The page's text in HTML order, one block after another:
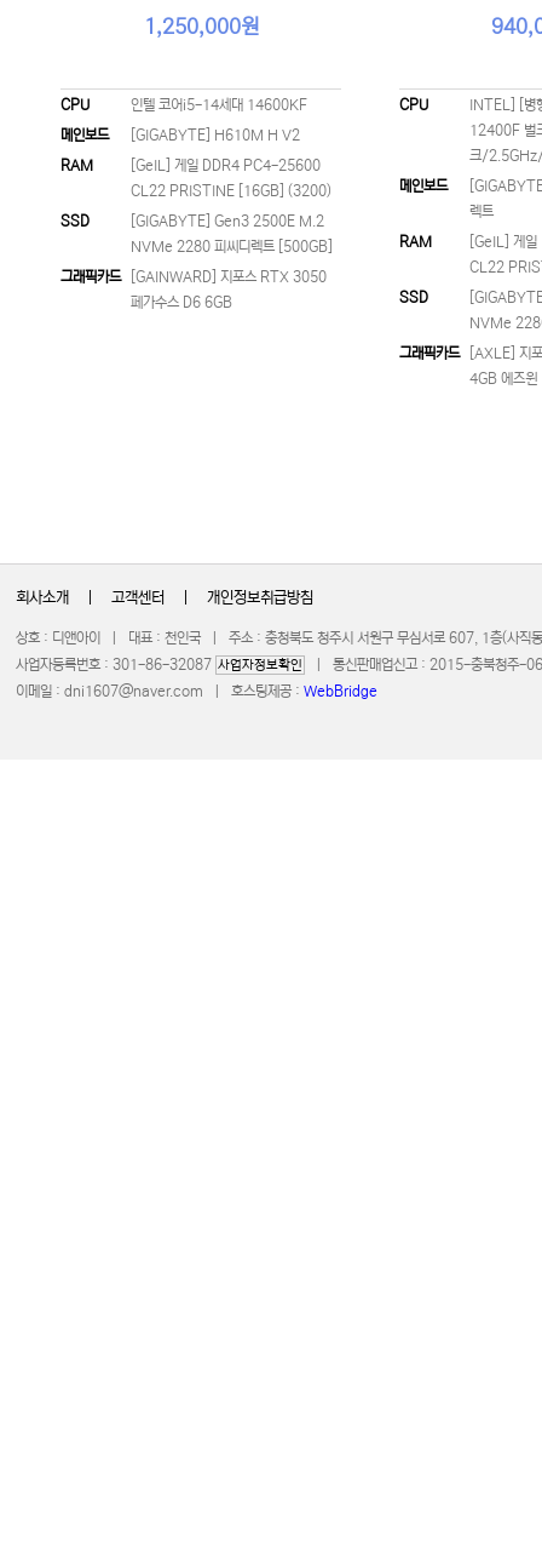
1,250,000원
CPU
인텔 코어i5-14세대 14600KF
메인보드
[GIGABYTE] H610M H V2
RAM
[GeIL] 게일 DDR4 PC4-25600
CL22 PRISTINE [16GB] (3200)
SSD
[GIGABYTE] Gen3 2500E M.2
NVMe 2280 피씨디렉트 [500GB]
그래픽카드
[GAINWARD] 지포스 RTX 3050
페가수스 D6 6GB
CPU
INTEL] [병
12400F 벌
크/
메인보드
렉트
RAM
[GeIL] 게
CL22
SSD
NVMe
그래픽카드
[AXLE] 지
4GB 에즈윈
회사소개 고객센터 개인정보취급방침
상호 : 디앤아이 | 대표 : 천인국 | 주소 : 충청북도 청주시 서원구 무심서로 607, 1층(사직
사업자등록번호 : 301-86-32087 사업자정보확인
| 통신판매업신고 : 2015-충북청
이메일 : dni1607@naver.com | 호스팅제공 : WebBridge